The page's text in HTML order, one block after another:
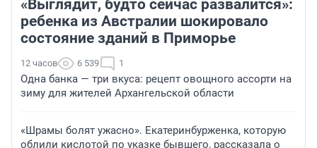
«Выглядит, будто сейчас развалится»:
ребенка из Австралии шокировало
состояние зданий в Приморье
12 часов 6 539 1
Одна банка — три вкуса: рецепт овощного ассорти на
зиму для жителей Архангельской области
«Шрамы болят ужасно». Екатеринбурженка, которую
облили кислотой по указке бывшего, рассказала о